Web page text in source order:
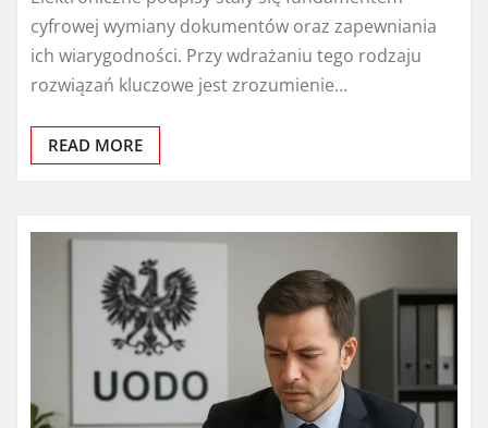
cyfrowej wymiany dokumentów oraz zapewniania
ich wiarygodności. Przy wdrażaniu tego rodzaju
rozwiązań kluczowe jest zrozumienie…
READ MORE